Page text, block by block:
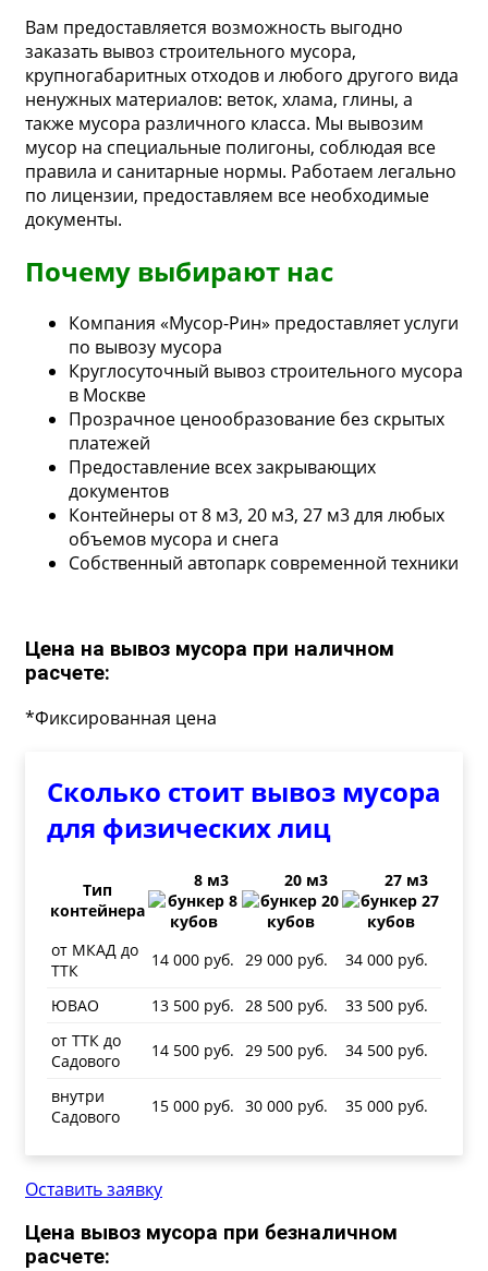
Вам предоставляется возможность выгодно
заказать вывоз строительного мусора,
крупногабаритных отходов и любого другого вида
ненужных материалов: веток, хлама, глины, а
также мусора различного класса. Мы вывозим
мусор на специальные полигоны, соблюдая все
правила и санитарные нормы. Работаем легально
по лицензии, предоставляем все необходимые
документы.
Почему выбирают нас
Компания «Мусор-Рин» предоставляетуслуги
по вывозу мусора
Круглосуточный вывоз строительного мусора
в Москве
Прозрачное ценообразование без скрытых
платежей
Предоставление всех закрывающих
документов
Контейнеры от 8 м3, 20 м3, 27 м3 для любых
объемов мусора и снега
Собственный автопарк современной техники
Цена на вывоз мусора при наличном
расчете:
*Фиксированная цена
Сколько стоит вывоз мусора
для физических лиц
Тип
контейнера
8 м3 20 м3 27 м3
от МКАД до
ТТК
14 000 руб. 29 000 руб. 34 000 руб.
ЮВАО 13 500 руб. 28 500 руб.
33 500 руб.
от ТТК до
Садового
14 500 руб. 29 500 руб. 34 500 руб.
внутри
Садового
15 000 руб. 30 000 руб. 35 000 руб.
Оставить заявку
Цена вывоз мусора при безналичном
расчете: